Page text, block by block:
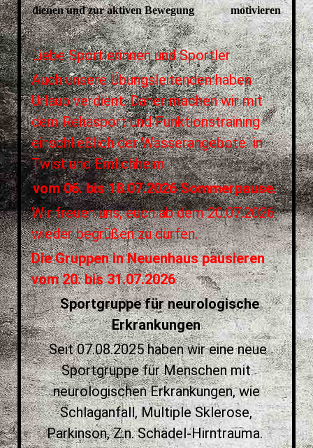
dienen und zur aktiven Bewegungmotivieren
Liebe Sportlerinnen und Sportler
Auch unsere Übungsleitenden haben
Urlaub verdient. Daher machen wir mit
dem Rehasport und Funktionstraining
einschließlich der Wasserangebote in
Twist und Emlichheim
vom 06. bis 18.07.2026 Sommerpause.
Wir freuen uns, euch ab dem 20.07.2026
wieder begrüßen zu dürfen.
Die Gruppen in Neuenhaus pausieren
vom 20. bis 31.07.2026
Sportgruppe für neurologische
Erkrankungen
Seit07.08.2025 haben wir eine neue
Sportgruppe für Menschen mit
neurologischen Erkrankungen, wie
Schlaganfall, Multiple Sklerose,
Parkinson, Z.n. Schädel-Hirntrauma.